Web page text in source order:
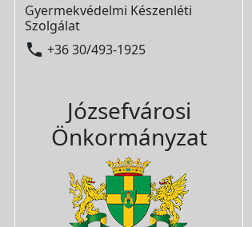
Gyermekvédelmi Készenléti
Szolgálat
 +36 30/493-1925
Józsefvárosi
Önkormányzat